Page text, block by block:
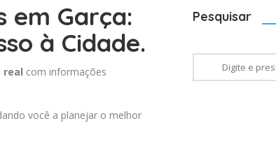
em Garça:
à Cidade.
real com informações
você a planejar o melhor
Pesquisar